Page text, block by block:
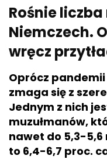
Rośnie
Niemczech.
wręcz
Oprócz
zmaga się z
Jednym z nich
muzułmanów,
nawet do 5,3-
to 6,4-6,7 proc.